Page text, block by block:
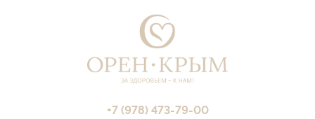
+7 (978) 473-79-00